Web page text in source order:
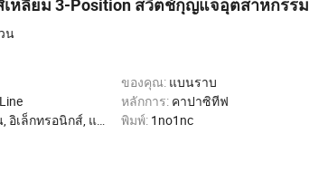
หลี่ยม 3-Position สวิตช์กุญแจอุตสาหกรรม
น
ของคุณ: แบนราบ
หลักการ: คาปาซิทีฟ
, อพาร์ทเมนท์ / วิลล่า, โรงแรม, การค้า, หน้าแรก พิมพ์: 1no1nc